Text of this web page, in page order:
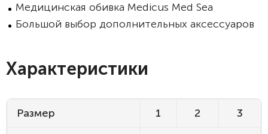
Медицинская обивка Medicus Med Sea
Большой выбор дополнительных аксессуаров
Характеристики
Размер 1 2 3